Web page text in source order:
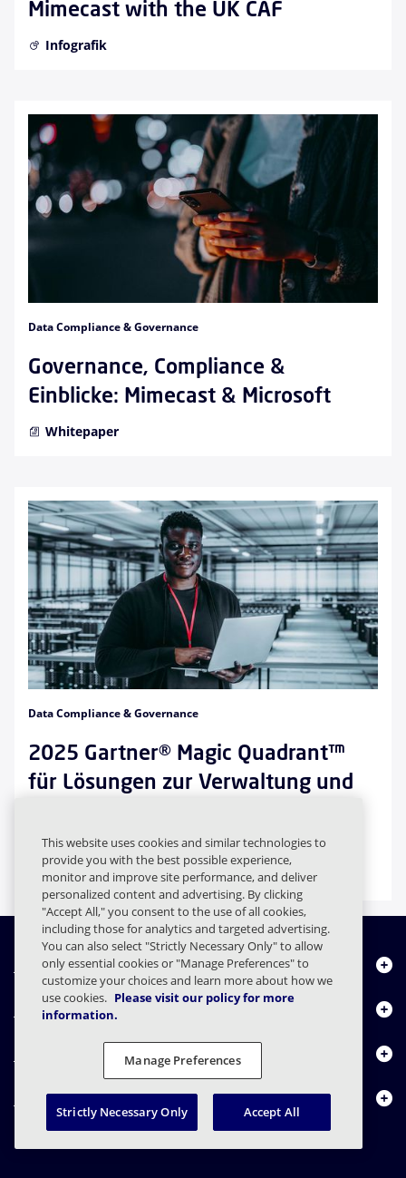
Mimecast with the UK CAF
Infografik
Data Compliance & Governance
Governance, Compliance &
Einblicke: Mimecast & Microsoft
Whitepaper
Data Compliance & Governance
2025 Gartner® Magic Quadrant™
für Lösungen zur Verwaltung und
Kommunikation
Analystenbericht
Über uns
Produkte
Ressourcencenter
Kontakt
This website uses cookies and similar technologies to
provide you with the best possible experience,
monitor and improve site performance, and deliver
personalized content and advertising. By clicking
"Accept All," you consent to the use of all cookies,
including those for analytics and targeted advertising.
You can also select "Strictly Necessary Only" to allow
only essential cookies or "Manage Preferences" to
customize your choices and learn more about how we
use cookies. Please visit our policy for more
information.
Manage Preferences
Strictly Necessary Only Accept All